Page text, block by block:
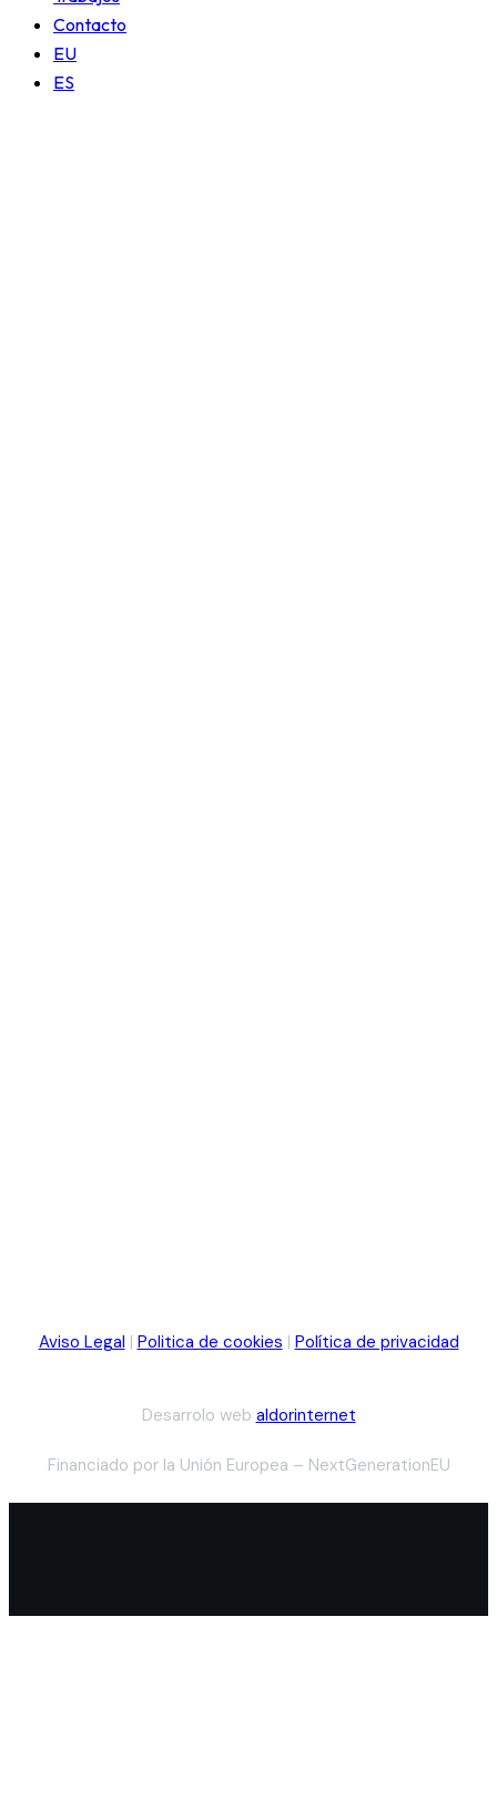
Contacto
EU
ES
Aviso Legal | Politica de cookies | Política de privacidad
Desarrolo web aldorinternet
Financiado por la Unión Europea – NextGenerationEU